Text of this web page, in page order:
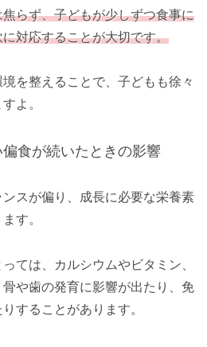
らず、子どもが少しずつ食事に
対応することが大切です。
を整えることで、子どもも徐々
よ。
食が続いたときの影響
スが偏り、成長に必要な栄養素
す。
ては、カルシウムやビタミン、
や歯の発育に影響が出たり、免
することがあります。